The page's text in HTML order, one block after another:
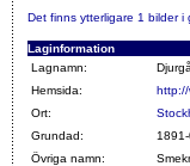
Det finns ytterligare 1 bilder i
Laginformation
Lagnamn:
Hemsida:
http://
Ort:
Grundad:
Övriga namn: